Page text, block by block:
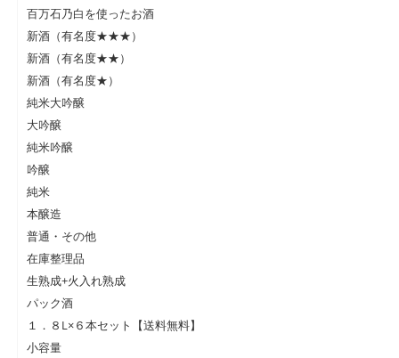
百万石乃白を使ったお酒
新酒（有名度★★★）
新酒（有名度★★）
新酒（有名度★）
純米大吟醸
大吟醸
純米吟醸
吟醸
純米
本醸造
普通・その他
在庫整理品
生熟成+火入れ熟成
パック酒
１．８L×６本セット【送料無料】
小容量